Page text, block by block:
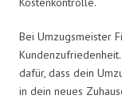
Bei Umzugsmeister
dafür, dass dein
in dein neues